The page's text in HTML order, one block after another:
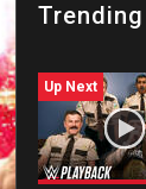
Up Next